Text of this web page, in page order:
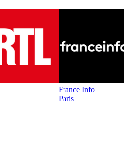
France Info
Paris